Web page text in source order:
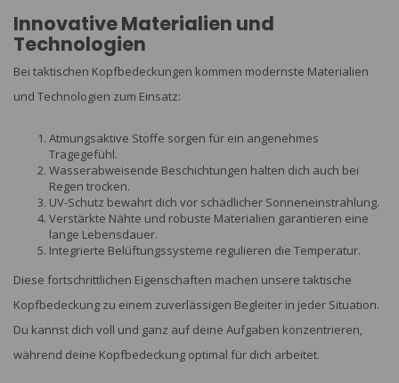
Innovative Materialien und
Technologien
Bei taktischen Kopfbedeckungen kommen modernste Materialien
und Technologien zum Einsatz:
Atmungsaktive Stoffe sorgen für ein angenehmes
Tragegefühl.
Wasserabweisende Beschichtungen halten dich auch bei
Regen trocken.
UV-Schutz bewahrt dich vor schädlicher Sonneneinstrahlung.
Verstärkte Nähte und robuste Materialien garantieren eine
lange Lebensdauer.
Integrierte Belüftungssysteme regulieren die Temperatur.
Diese fortschrittlichen Eigenschaften machen unsere taktische
Kopfbedeckung zu einem zuverlässigen Begleiter in jeder Situation.
Du kannst dich voll und ganz auf deine Aufgaben konzentrieren,
während deine Kopfbedeckung optimal für dich arbeitet.